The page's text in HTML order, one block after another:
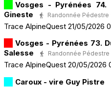
Vosges - Pyrénées
Gineste
Randonnée Pédestre
Trace AlpineQuest 21/05/2026
Vosges - Pyrénées 73.
Salesse
Randonnée Pédestre
Trace AlpineQuest 20/05/2026
Caroux - vire Guy Pistre